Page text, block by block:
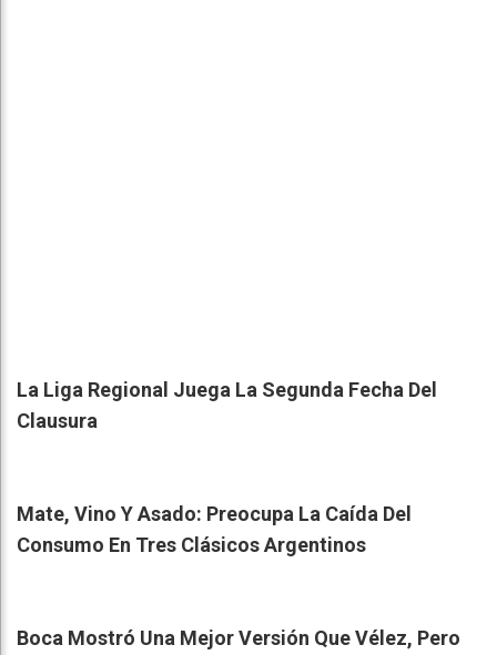
La Liga Regional Juega La Segunda Fecha Del
Clausura
Mate, Vino Y Asado: Preocupa La Caída Del
Consumo En Tres Clásicos Argentinos
Boca Mostró Una Mejor Versión Que Vélez, Pero